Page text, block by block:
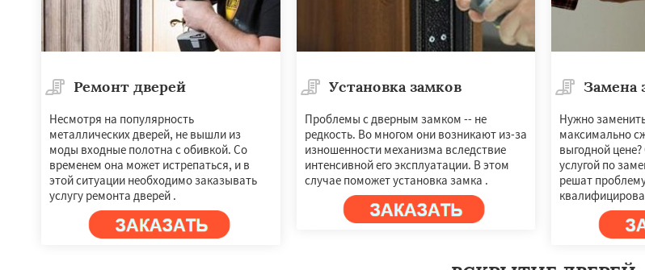
Работаем по
регионам
×
Белоомут Бобров Богородское
Большие Вяземы
Быково Вербилки
Красково
Ремонт дверей
Несмотря на популярность
металлических дверей, не вышли из
моды входные полотна с обивкой. Со
временем она может истрепаться, и в
этой ситуации необходимо заказывать
услугу ремонта дверей .
Установка замков
Проблемы с дверным замком -- не
редкость. Во многом они возникают из-за
изношенности механизма вследствие
интенсивной его эксплуатации. В этом
случае поможет установка замка .
Замена
Нужно
максимально
выгодной
услугой по
решат
УЗНАТЬ ПОДРОБНЕЕ